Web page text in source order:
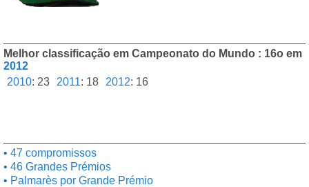
Melhor classificação em Campeonato do Mundo : 16o em
2012
2010: 23 2011: 18 2012: 16
47 compromissos
46 Grandes Prémios
Palmarès por Grande Prémio